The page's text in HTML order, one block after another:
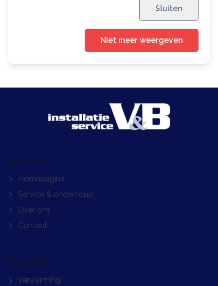
Sluiten
Niet meer weergeven
geïnstalleerd, makkelijk en zuinig in gebruik en
toekomstbestendig. Hij is namelijk klaar voor internet,
klaar voor hybride én klaar voor een mix van aardgas en
Algemeen
Homepagina
Service & onderhoud
Over ons
Contact
Diensten
Verwarming